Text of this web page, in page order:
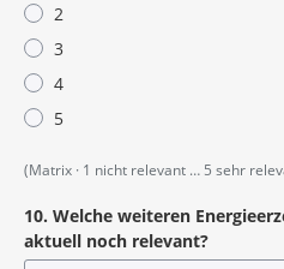
2
3
4
5
(Matrix · 1 nicht relevant … 5 sehr
10. Welche weiteren
aktuell noch relevant?